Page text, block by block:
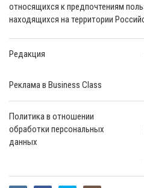
относящихся к предпочтениям
находящихся на территории
Редакция
Реклама в Business Class
Политика в отношении
обработки персональных
данных